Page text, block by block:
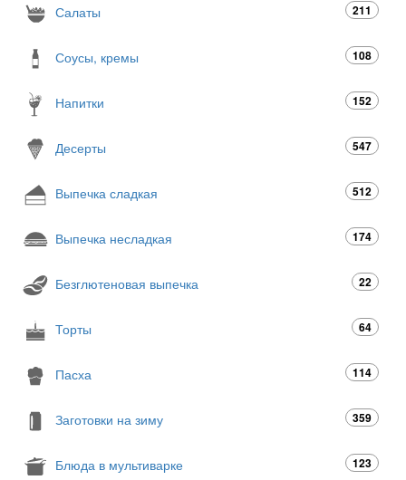
Салаты 211
Соусы, кремы 108
Напитки 152
Десерты 547
Выпечка сладкая 512
Выпечка несладкая 174
Безглютеновая выпечка 22
Торты 64
Пасха 114
Заготовки на зиму 359
Блюда в мультиварке 123